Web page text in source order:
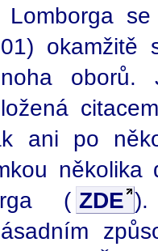
Lomborga
okamžitě
oborů.
ani po
několika
( ZDE